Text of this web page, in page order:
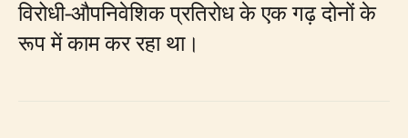
विरोधी-औपनिवेशिक प्रतिरोध के एक गढ़ दोनों के
रूप में काम कर रहा था।